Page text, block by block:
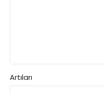
Artıları